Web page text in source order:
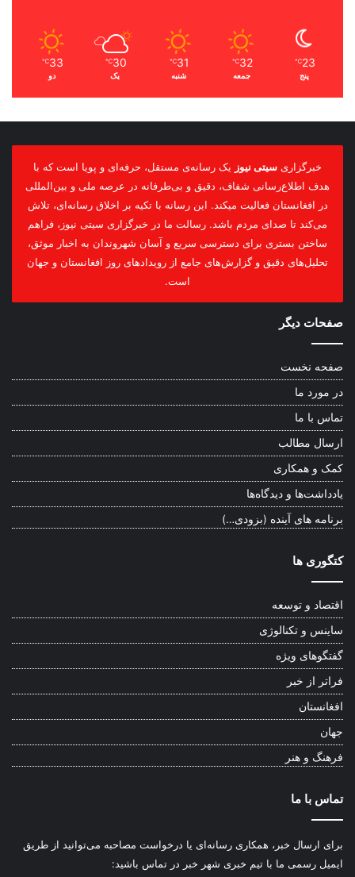
23
℃
پنج
32
℃
جمعه
31
℃
شنبه
30
℃
یک
33
℃
دو
خبرگزاری سیتی نیوز یک رسانه‌ی مستقل، حرفه‌ای و پویا است که با
هدف اطلاع‌رسانی شفاف، دقیق و بی‌طرفانه در عرصه ملی و بین‌المللی
در افغانستان فعالیت میکند. این رسانه با تکیه بر اخلاق رسانه‌ای، تلاش
می‌کند تا صدای مردم باشد. رسالت ما در خبرگزاری سیتی نیوز، فراهم
ساختن بستری برای دسترسی سریع و آسان شهروندان به اخبار موثق،
تحلیل‌های دقیق و گزارش‌های جامع از رویدادهای روز افغانستان و جهان
است.
صفحات دیگر
صفحه نخست
در مورد ما
تماس با ما
ارسال مطالب
کمک و همکاری
یادداشت‌ها و دیدگاه‌ها
برنامه های آینده (بزودی…)
کتگوری ها
اقتصاد و توسعه
ساینس و تکنالوژی
گفتگوهای ویژه
فراتر از خبر
افغانستان
جهان
فرهنگ و هنر
تماس با ما
برای ارسال خبر، همکاری رسانه‌ای یا درخواست مصاحبه می‌توانید از طریق
ایمیل رسمی ما با تیم خبری شهر خبر در تماس باشید: